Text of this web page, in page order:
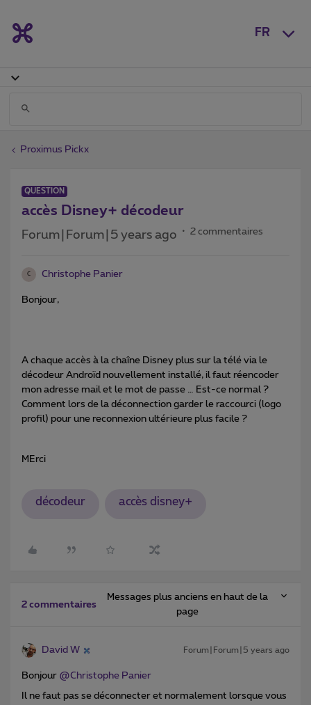
FR
Proximus Pickx
QUESTION
accès Disney+ décodeur
Forum|Forum|5 years ago 2 commentaires
C Christophe Panier
Bonjour,
A chaque accès à la chaîne Disney plus sur la télé via le
décodeur Androïd nouvellement installé, il faut réencoder
mon adresse mail et le mot de passe … Est-ce normal ?
Comment lors de la déconnection garder le raccourci (logo
profil) pour une reconnexion ultérieure plus facile ?
MErci
décodeur accès disney+
2 commentaires
Messages plus anciens en haut de la
page
David W Forum|Forum|5 years ago
Bonjour @Christophe Panier
Il ne faut pas se déconnecter et normalement lorsque vous